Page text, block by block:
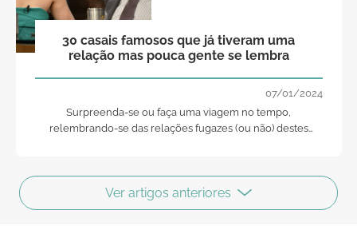
30 casais famosos que já tiveram uma
relação mas pouca gente se lembra
07/01/2024
Surpreenda-se ou faça uma viagem no tempo,
relembrando-se das relações fugazes (ou não) destes
Ver artigos anteriores